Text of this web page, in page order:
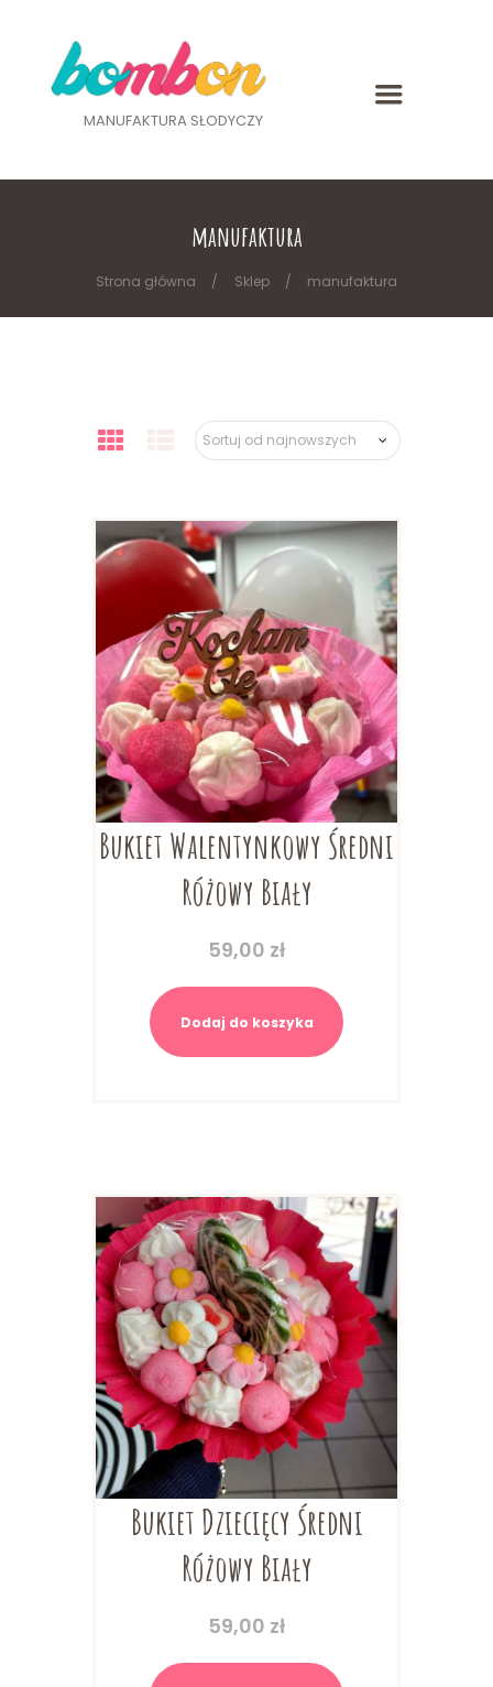
MANUFAKTURA SŁODYCZY
manufaktura
Strona główna Sklep manufaktura
Bukiet Walentynkowy Średni
Różowy Biały
59,00 zł
Dodaj do koszyka
Bukiet Dziecięcy Średni
Różowy Biały
59,00 zł